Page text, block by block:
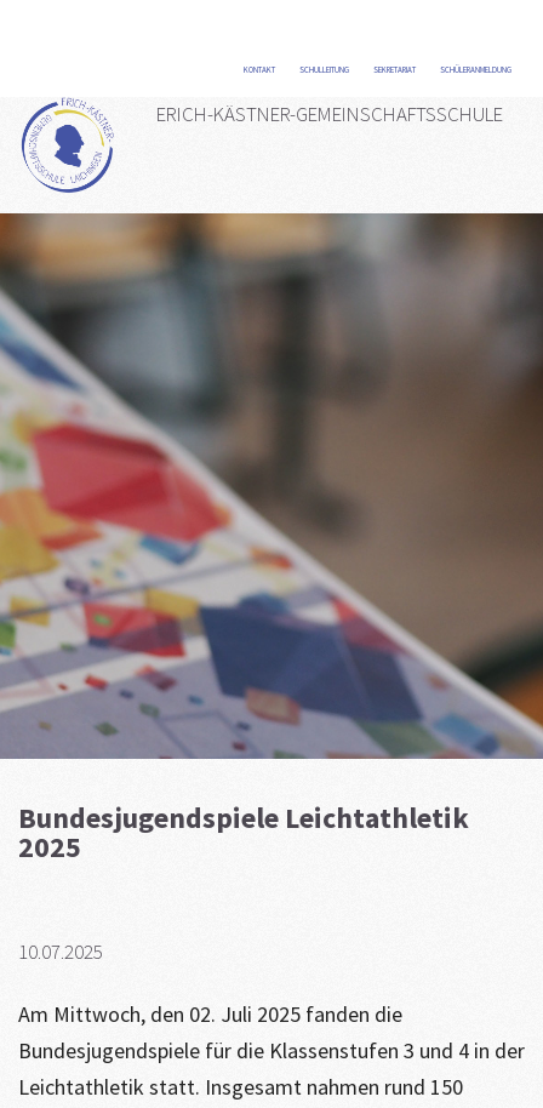
KONTAKT SCHULLEITUNG SEKRETARIAT SCHÜLERANMELDUNG
ERICH-KÄSTNER-GEMEINSCHAFTSSCHULE
Bundesjugendspiele Leichtathletik
2025
10.07.2025
Am Mittwoch, den 02. Juli 2025 fanden die
Bundesjugendspiele für die Klassenstufen 3 und 4 in der
Leichtathletik statt. Insgesamt nahmen rund 150